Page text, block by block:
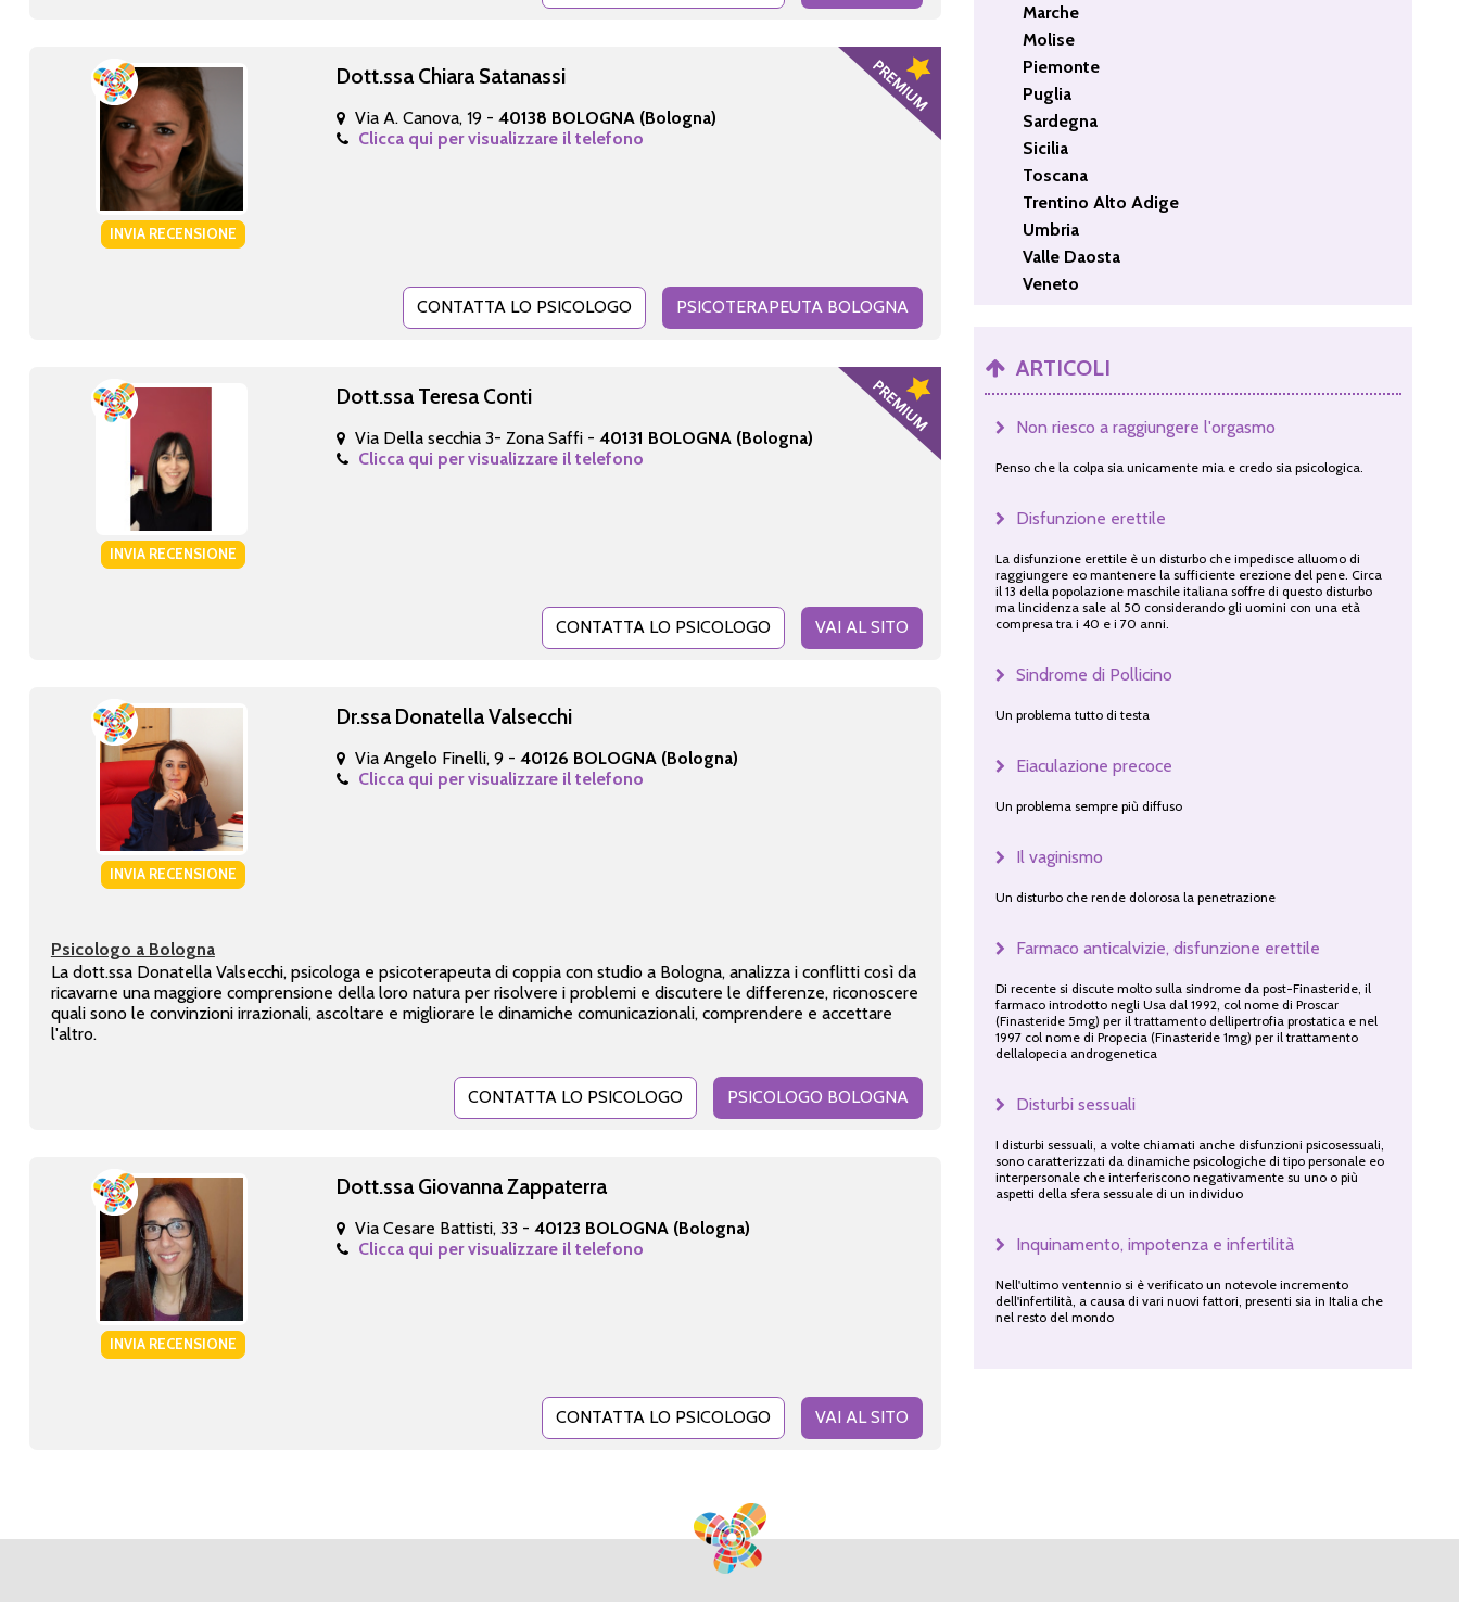
INVIA RECENSIONE
Dott.ssa Chiara Satanassi
Via A. Canova, 19 -40138 BOLOGNA (Bologna)
Clicca qui per visualizzare il telefono
CONTATTA LO PSICOLOGO PSICOTERAPEUTA BOLOGNA
INVIA RECENSIONE
Dott.ssa Teresa Conti
Via Della secchia 3- Zona Saffi -40131 BOLOGNA (Bologna)
Clicca qui per visualizzare il telefono
CONTATTA LO PSICOLOGO VAI AL SITO
INVIA RECENSIONE
Dr.ssa Donatella Valsecchi
Via Angelo Finelli, 9 -40126 BOLOGNA (Bologna)
Clicca qui per visualizzare il telefono
Psicologo a Bologna
La dott.ssa Donatella Valsecchi, psicologa e psicoterapeuta di coppia con studio a Bologna, analizza i conflitti così da
ricavarne una maggiore comprensione della loro natura per risolvere i problemi e discutere le differenze, riconoscere
quali sono le convinzioni irrazionali, ascoltare e migliorare le dinamiche comunicazionali, comprendere e accettare
l'altro.
CONTATTA LO PSICOLOGO PSICOLOGO BOLOGNA
INVIA RECENSIONE
Dott.ssa Giovanna Zappaterra
Via Cesare Battisti, 33 -40123 BOLOGNA (Bologna)
Clicca qui per visualizzare il telefono
CONTATTA LO PSICOLOGO VAI AL SITO
Marche
Molise
Piemonte
Puglia
Sardegna
Sicilia
Toscana
Trentino Alto Adige
Umbria
Valle Daosta
Veneto
ARTICOLI
Non riesco a raggiungere l'orgasmo
Penso che la colpa sia unicamente mia e credo sia psicologica.
Disfunzione erettile
La disfunzione erettile è un disturbo che impedisce alluomo di
raggiungere eo mantenere la sufficiente erezione del pene. Circa
il 13 della popolazione maschile italiana soffre di questo disturbo
ma lincidenza sale al 50 considerando gli uomini con una età
compresa tra i 40 e i 70 anni.
Sindrome di Pollicino
Un problema tutto di testa
Eiaculazione precoce
Un problema sempre più diffuso
Il vaginismo
Un disturbo che rende dolorosa la penetrazione
Farmaco anticalvizie, disfunzione erettile
Di recente si discute molto sulla sindrome da post-Finasteride, il
farmaco introdotto negli Usa dal 1992, col nome di Proscar
(Finasteride 5mg) per il trattamento dellipertrofia prostatica e nel
1997 col nome di Propecia (Finasteride 1mg) per il trattamento
dellalopecia androgenetica
Disturbi sessuali
I disturbi sessuali, a volte chiamati anche disfunzioni psicosessuali,
sono caratterizzati da dinamiche psicologiche di tipo personale eo
interpersonale che interferiscono negativamente su uno o più
aspetti della sfera sessuale di un individuo
Inquinamento, impotenza e infertilità
Nell'ultimo ventennio si è verificato un notevole incremento
dell'infertilità, a causa di vari nuovi fattori, presenti sia in Italia che
nel resto del mondo